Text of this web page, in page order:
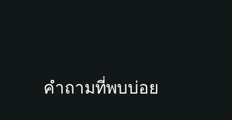
คำถามที่พบบ่อย